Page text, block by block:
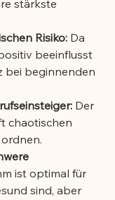
stärkste
Risiko: Da
beeinflusst
bei beginnenden
Der
chaotischen
ist optimal für
sind, aber